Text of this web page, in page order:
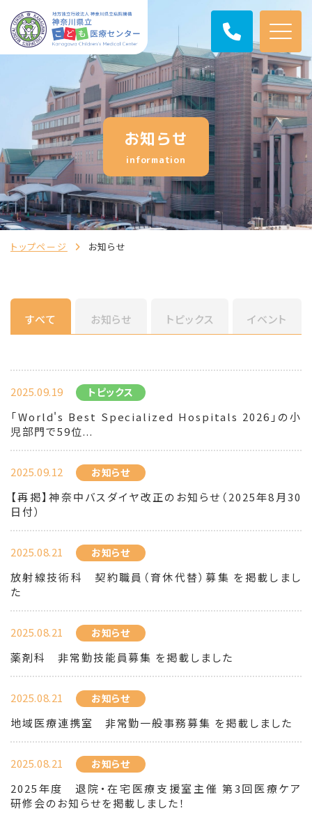
お知らせ
information
トップページ お知らせ
すべて お知らせ トピックス イベント
2025.09.19 トピックス
「World's Best Specialized Hospitals 2026」の小
児部門で59位...
2025.09.12 お知らせ
【再掲】神奈中バスダイヤ改正のお知らせ（2025年8月30
日付）
2025.08.21 お知らせ
放射線技術科 契約職員（育休代替）募集 を掲載しまし
た
2025.08.21 お知らせ
薬剤科 非常勤技能員募集 を掲載しました
2025.08.21 お知らせ
地域医療連携室 非常勤一般事務募集 を掲載しました
2025.08.21 お知らせ
2025年度 退院・在宅医療支援室主催 第3回医療ケア
研修会のお知らせを掲載しました！